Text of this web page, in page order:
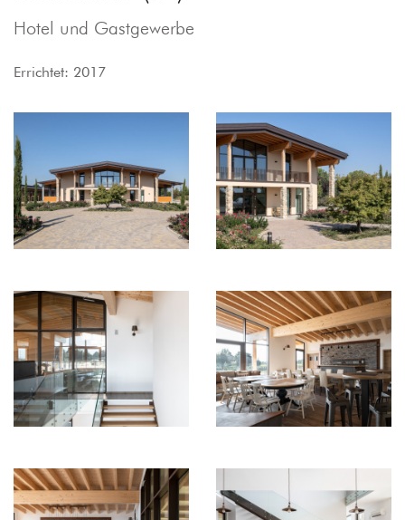
Hotel und Gastgewerbe
Errichtet: 2017